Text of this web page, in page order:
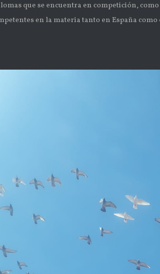
que se encuentra en competición,
en la materia tanto en España